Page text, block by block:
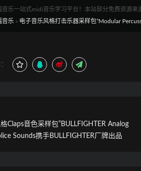
音乐一站式midi音乐学习平台！本站部分免费资源
音乐 » 电子音乐风格打击乐器采样包”Modular
Claps音色采样包”BULLFIGHTER Analog
Sounds携手BULLFIGHTER厂牌出品